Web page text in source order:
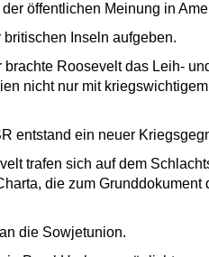
öffentlichen Meinung in
Inseln aufgeben.
Roosevelt das Leih-
nicht nur mit
entstand ein neuer
trafen sich auf dem
die zum
die Sowjetunion.